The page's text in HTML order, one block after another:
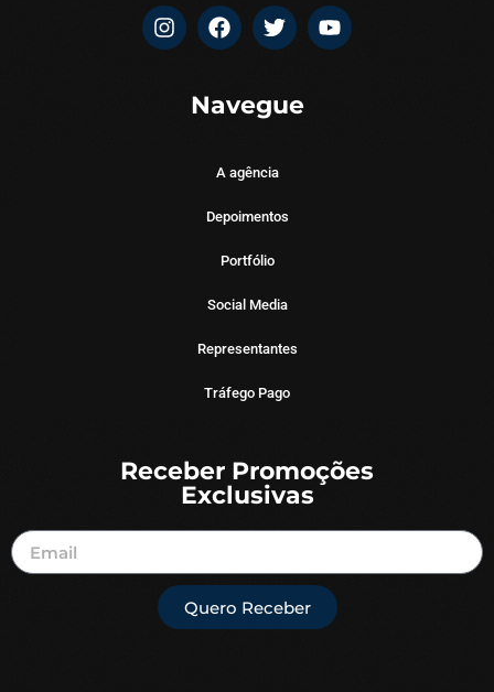
Navegue
A agência
Depoimentos
Portfólio
Social Media
Representantes
Tráfego Pago
Receber Promoções
Exclusivas
Quero Receber